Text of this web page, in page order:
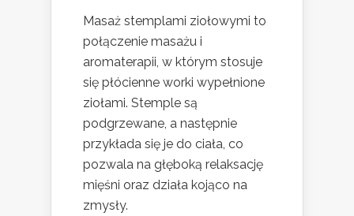
Masaż stemplami ziołowymi to
połączenie masażu i
aromaterapii, w którym stosuje
się płócienne worki wypełnione
ziołami. Stemple są
podgrzewane, a następnie
przykłada się je do ciała, co
pozwala na głęboką relaksację
mięśni oraz działa kojąco na
zmysły.